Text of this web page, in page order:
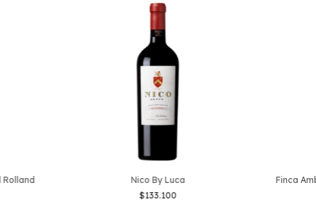
Rolland
Nico By Luca
$133.100
Finca